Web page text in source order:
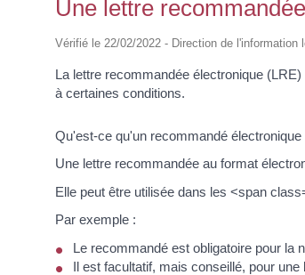
Une lettre
Vérifié le 22/02/2022 - Direction de
La lettre recommandée électronique
à certaines conditions.
Qu'est-ce qu'un recommandé électronique
Une lettre recommandée au format
Elle peut être utilisée dans les <span
Par exemple :
Le recommandé est obligatoire pour la
Il est facultatif, mais conseillé, pour